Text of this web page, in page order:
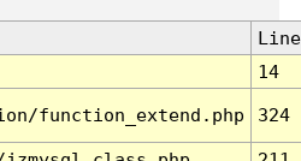
Line
14
function_extend.php 324